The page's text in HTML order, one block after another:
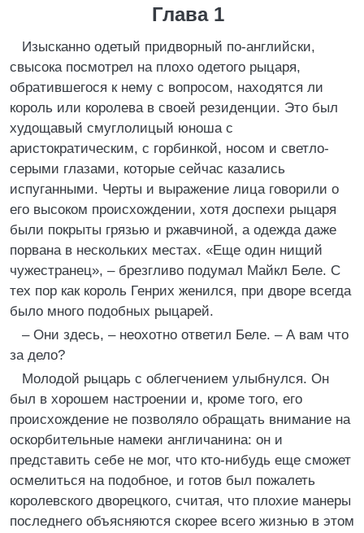
Глава 1
Изысканно одетый придворный по-английски,
свысока посмотрел на плохо одетого рыцаря,
обратившегося к нему с вопросом, находятся ли
король или королева в своей резиденции. Это был
худощавый смуглолицый юноша с
аристократическим, с горбинкой, носом и светло-
серыми глазами, которые сейчас казались
испуганными. Черты и выражение лица говорили о
его высоком происхождении, хотя доспехи рыцаря
были покрыты грязью и ржавчиной, а одежда даже
порвана в нескольких местах. «Еще один нищий
чужестранец», – брезгливо подумал Майкл Беле. С
тех пор как король Генрих женился, при дворе всегда
было много подобных рыцарей.
– Они здесь, – неохотно ответил Беле. – А вам что
за дело?
Молодой рыцарь с облегчением улыбнулся. Он
был в хорошем настроении и, кроме того, его
происхождение не позволяло обращать внимание на
оскорбительные намеки англичанина: он и
представить себе не мог, что кто-нибудь еще сможет
осмелиться на подобное, и готов был пожалеть
королевского дворецкого, считая, что плохие манеры
последнего объясняются скорее всего жизнью в этом